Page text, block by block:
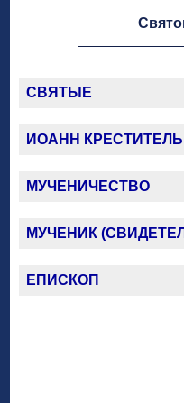
СВЯТЫЕ
ИОАНН
МУЧЕНИЧЕСТВО
МУЧЕНИК
ЕПИСКОП